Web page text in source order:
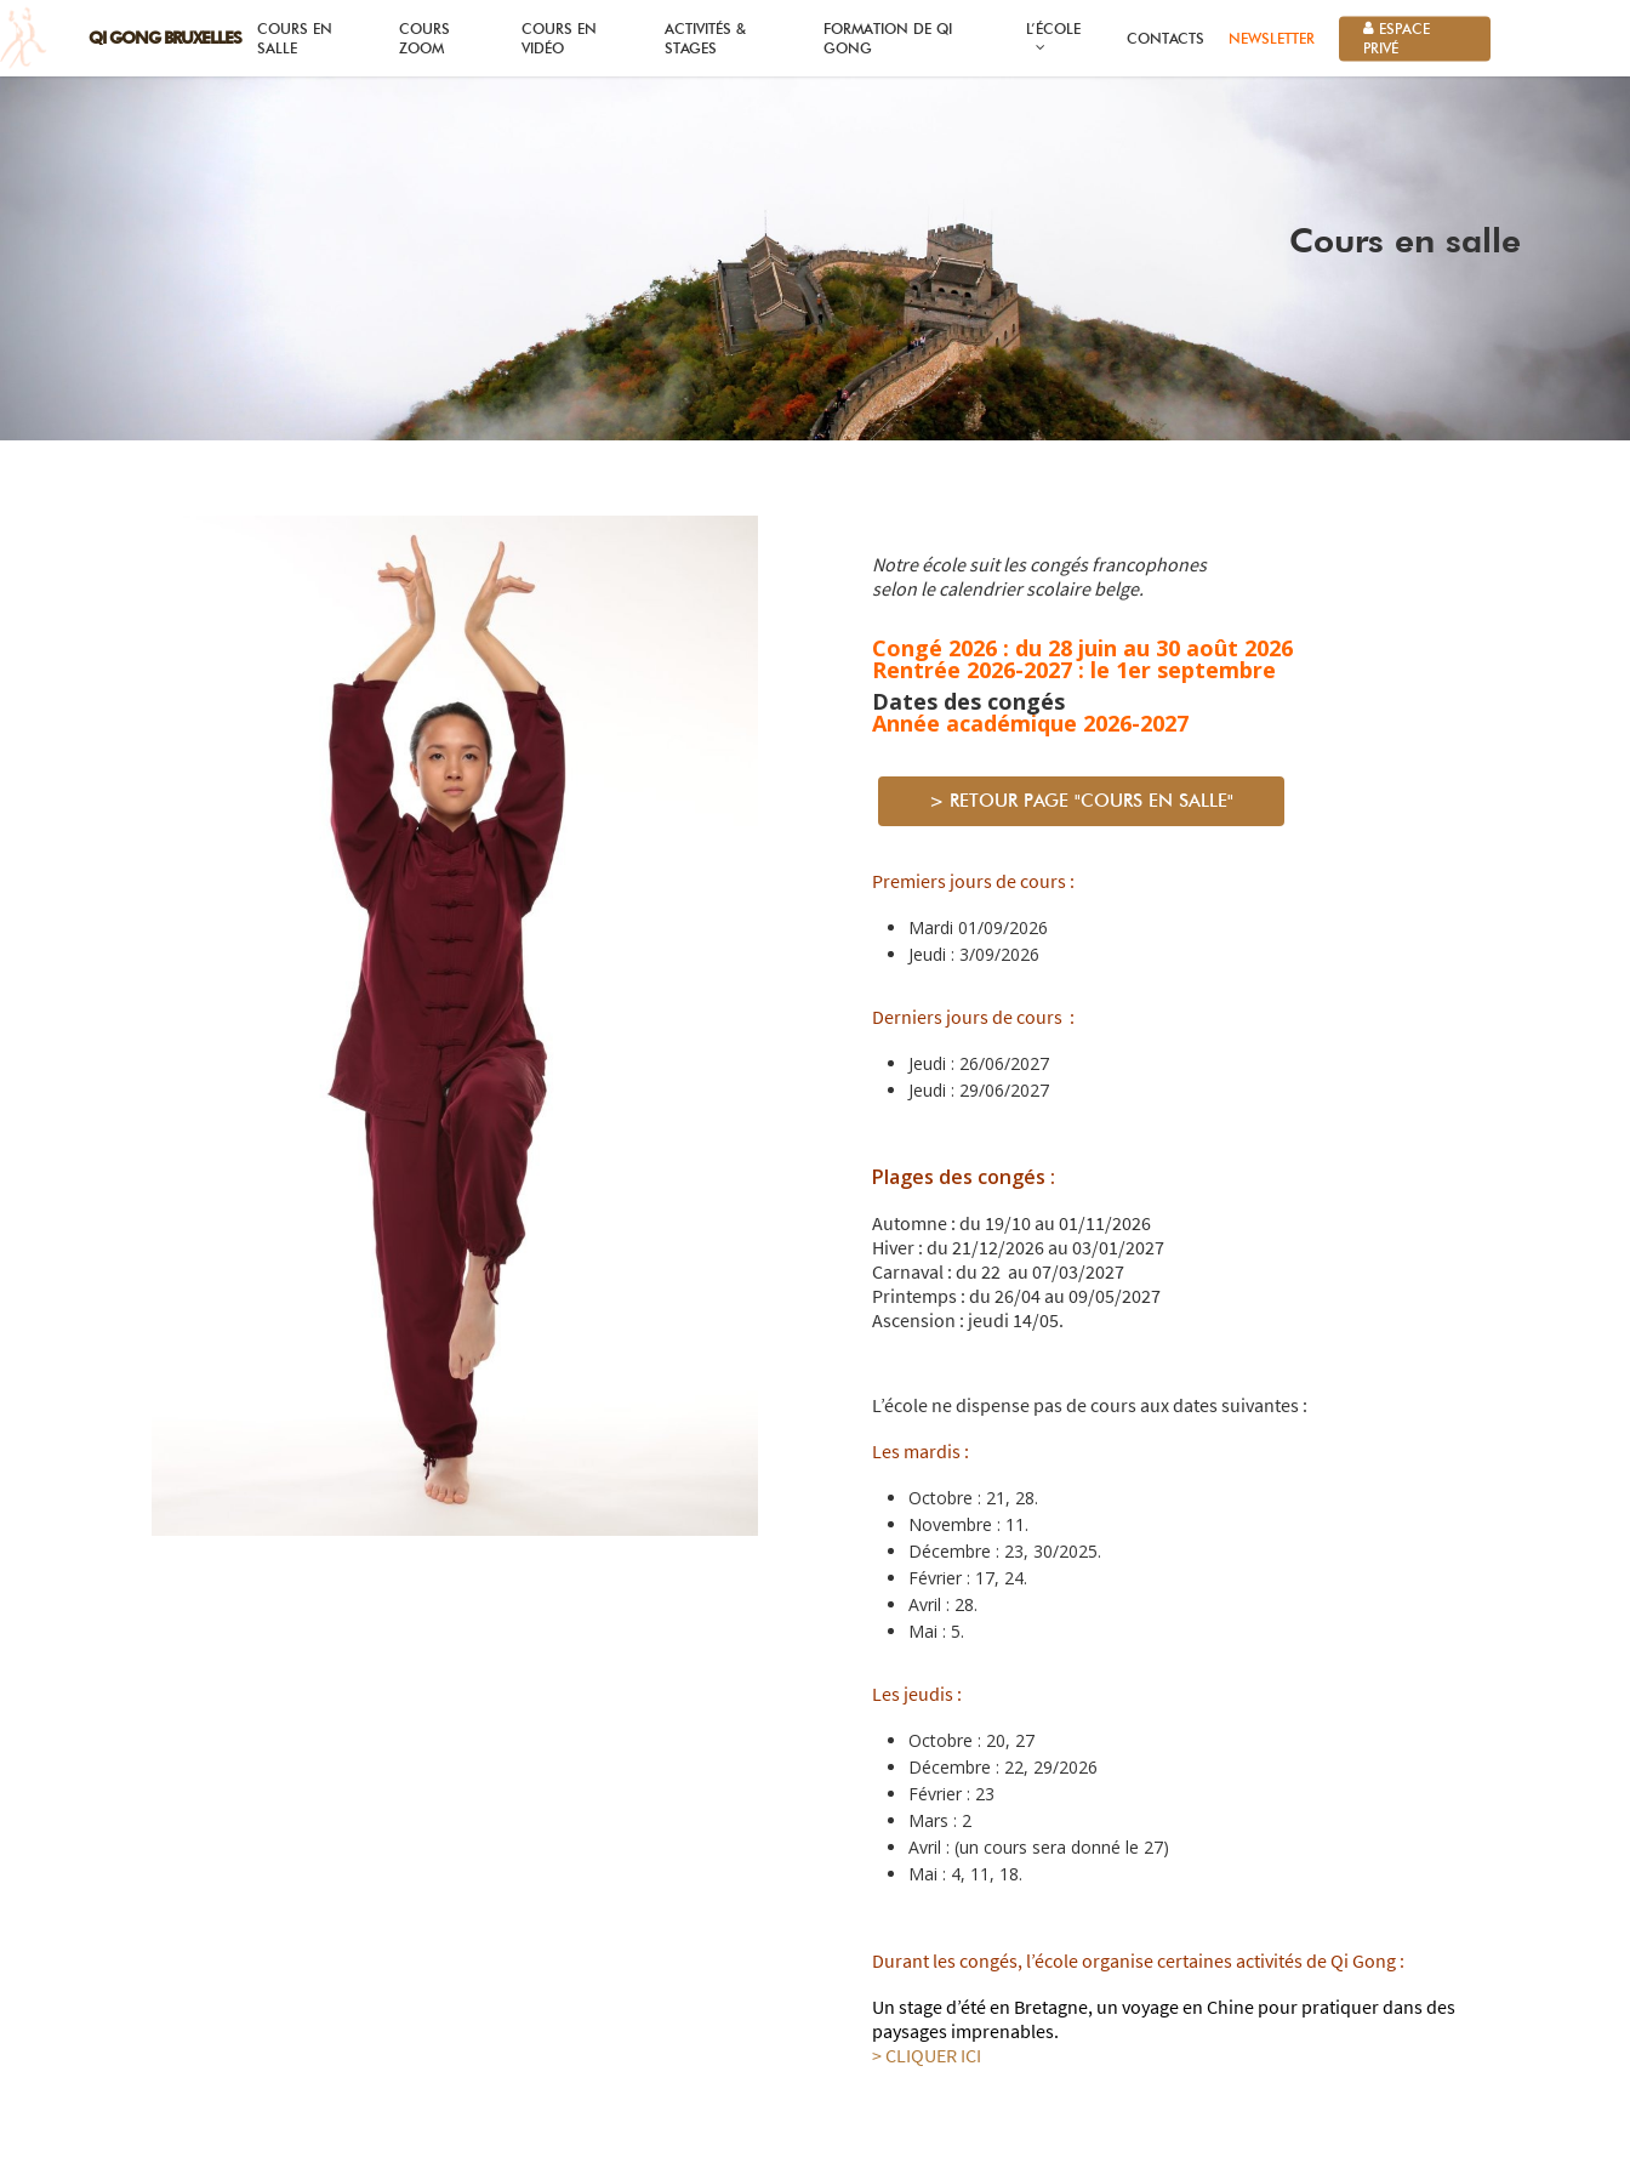
COURS EN
SALLE
COURS
ZOOM
COURS EN
VIDÉO
ACTIVITÉS &
STAGES
FORMATION DE QI
GONG
L’ÉCOLE
CONTACTS NEWSLETTER
ESPACE
PRIVÉ
Cours en salle
Notre école suit les congés francophones
selon le calendrier scolaire belge.
Congé 2026 : du 28 juin au 30 août 2026
Rentrée 2026-2027 : le 1er septembre
Dates des congés
Année académique 2026-2027
> RETOUR PAGE "COURS EN SALLE"
Premiers jours de cours :
Mardi 01/09/2026
Jeudi : 3/09/2026
Derniers jours de cours :
Jeudi : 26/06/2027
Jeudi : 29/06/2027
Plages des congés :
Automne : du 19/10 au 01/11/2026
Hiver : du 21/12/2026 au 03/01/2027
Carnaval : du 22 au 07/03/2027
Printemps : du 26/04 au 09/05/2027
Ascension : jeudi 14/05.
L’école ne dispense pas de cours aux dates suivantes :
Les mardis :
Octobre : 21, 28.
Novembre : 11.
Décembre : 23, 30/2025.
Février : 17, 24.
Avril : 28.
Mai : 5.
Les jeudis :
Octobre : 20, 27
Décembre : 22, 29/2026
Février : 23
Mars : 2
Avril : (un cours sera donné le 27)
Mai : 4, 11, 18.
Durant les congés, l’école organise certaines activités de Qi Gong :
Un stage d’été en Bretagne, un voyage en Chine pour pratiquer dans des
paysages imprenables.
> CLIQUER ICI